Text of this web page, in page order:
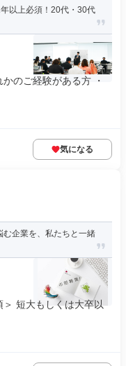
以上必須！20代・30代
のご経験がある方 ・
気になる
企業を、私たちと一緒
短大もしくは大卒以